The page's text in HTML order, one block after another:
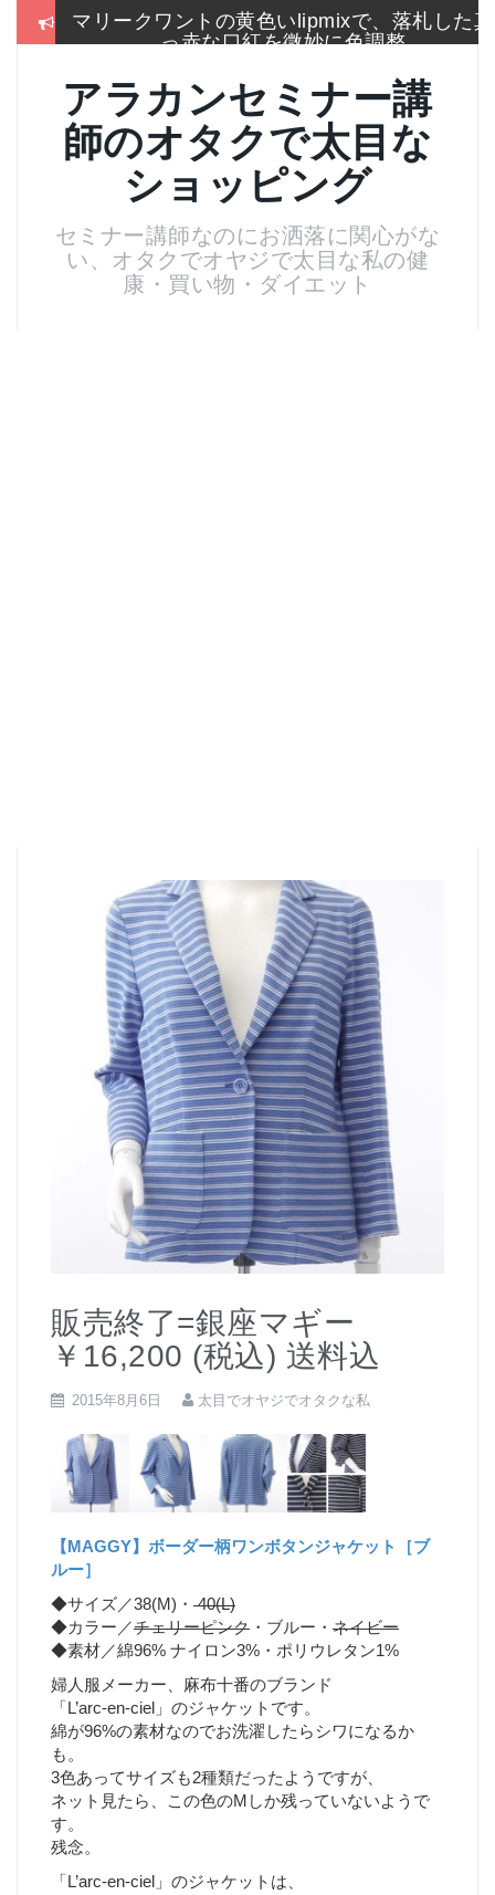
冬はこれしか履かないSEIYO防寒タイツもう
手放せないのに通販無い
2017通販各社のおせち売れ筋ランキングをま
とめて一挙大公開
お手入れは押しちゃダメ,血管を広げてデトッ
クス美肌活性化美顔器
スブレークカード整理
残念！高い国産”ねいる屋さん”はやめてリトル
ムーンからコーム購入
アラカンセミナー講
師のオタクで太目な
ショッピング
セミナー講師なのにお洒落に関心がな
い、オタクでオヤジで太目な私の健
康・買い物・ダイエット
販売終了=銀座マギー
￥16,200 (税込) 送料込
2015年8月6日 太目でオヤジでオタクな私
【MAGGY】ボーダー柄ワンボタンジャケット［ブ
ルー］
◆サイズ／38(M)・ 40(L)
◆カラー／チェリーピンク ・ブルー・ ネイビー
◆素材／綿96% ナイロン3%・ポリウレタン1%
婦人服メーカー、麻布十番のブランド
「L’arc-en-ciel」のジャケットです。
綿が96%の素材なのでお洗濯したらシワになるか
も。
3色あってサイズも2種類だったようですが、
ネット見たら、この色のMしか残っていないようで
す。
残念。
「L’arc-en-ciel」のジャケットは、